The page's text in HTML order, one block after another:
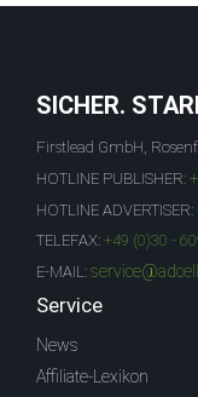
SICHER.
Firstlead GmbH,
HOTLINE PUBLISHER:
HOTLINE ADVERTISER:
TELEFAX: +49 (0)30 -
E-MAIL:
Service
News
Affiliate-Lexikon